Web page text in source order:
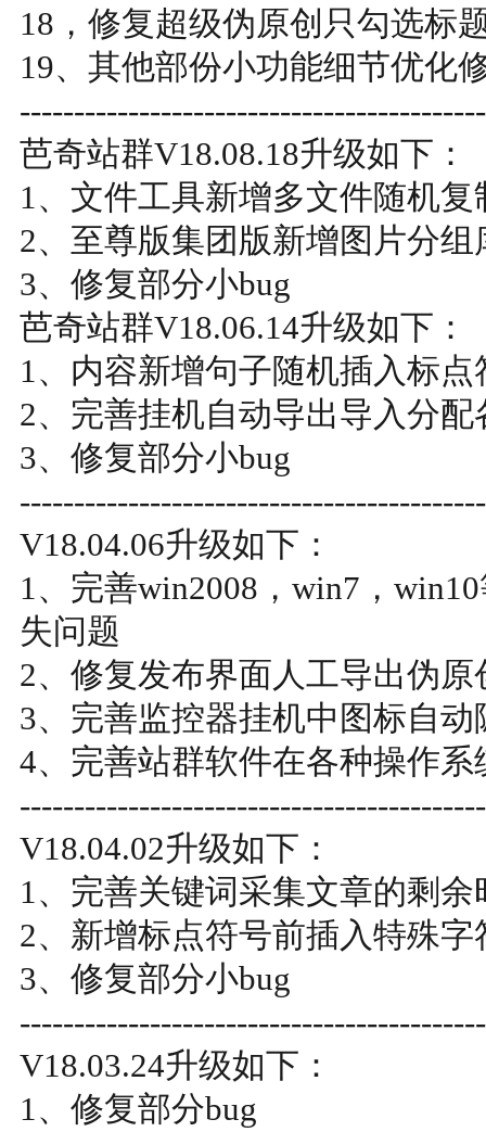
18，修复超级伪原创只勾选标
19、其他部份小功能细节优化
芭奇站群V18.08.18升级如下：
1、文件工具新增多文件随机
2、至尊版集团版新增图片分
3、修复部分小bug
芭奇站群V18.06.14升级如下：
1、内容新增句子随机插入标
2、完善挂机自动导出导入分
3、修复部分小bug
V18.04.06升级如下：
1、完善win2008，win7，
失问题
2、修复发布界面人工导出伪
3、完善监控器挂机中图标自动
4、完善站群软件在各种操作
V18.04.02升级如下：
1、完善关键词采集文章的剩
2、新增标点符号前插入特殊字
3、修复部分小bug
V18.03.24升级如下：
1、修复部分bug